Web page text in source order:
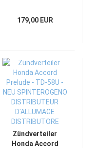
D'ALLUMAGE
DISTRIBUTORE
179,00 EUR
Zündverteiler
Honda Accord